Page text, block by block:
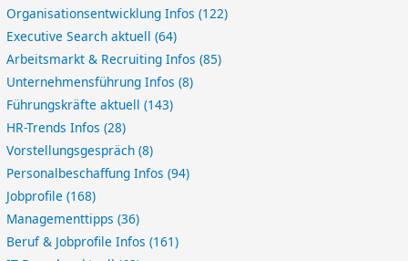
Organisationsentwicklung Infos(122)
Executive Search aktuell(64)
Arbeitsmarkt & Recruiting Infos(85)
Unternehmensführung Infos(8)
Führungskräfte aktuell(143)
HR-Trends Infos(28)
Vorstellungsgespräch(8)
Personalbeschaffung Infos(94)
Jobprofile(168)
Managementtipps(36)
Beruf & Jobprofile Infos(161)